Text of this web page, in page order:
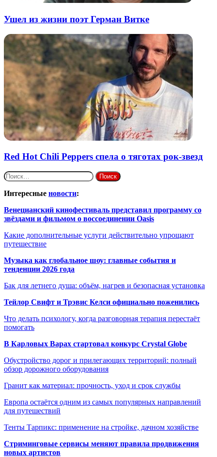
Ушел из жизни поэт Герман Витке
Red Hot Chili Peppers спела о тяготах рок-звезд
Найти:
Интересные новости:
Венецианский кинофестиваль представил программу со
звёздами и фильмом о воссоединении Oasis
Какие дополнительные услуги действительно упрощают
путешествие
Музыка как глобальное шоу: главные события и
тенденции 2026 года
Бак для летнего душа: объём, нагрев и безопасная установка
Тейлор Свифт и Трэвис Келси официально поженились
Что делать психологу, когда разговорная терапия перестаёт
помогать
В Карловых Варах стартовал конкурс Crystal Globe
Обустройство дорог и прилегающих территорий: полный
обзор дорожного оборудования
Гранит как материал: прочность, уход и срок службы
Европа остаётся одним из самых популярных направлений
для путешествий
Тенты Тарпикс: применение на стройке, дачном хозяйстве
Стриминговые сервисы меняют правила продвижения
новых артистов